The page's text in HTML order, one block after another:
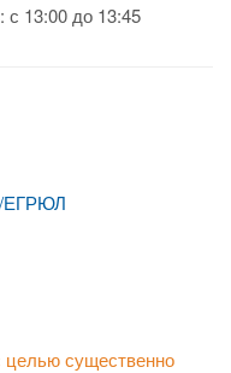
с 13:00 до 13:45
ЕГРЮЛ
существенно